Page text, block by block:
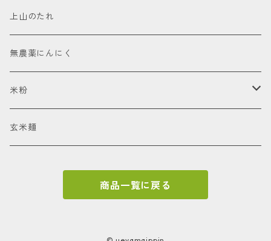
塩こうじ
醤油こうじ
辛こうじ
甘辛こうじ
上山のたれ
無農薬にんにく
米粉
お米の香りと食感を味わうスコーンのための米粉
玄米麺
商品一覧に戻る